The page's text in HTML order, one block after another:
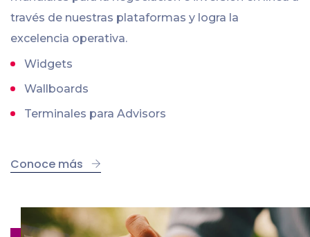
través de nuestras plataformas y logra la
excelencia operativa.
Widgets
Wallboards
Terminales para Advisors
Conoce más